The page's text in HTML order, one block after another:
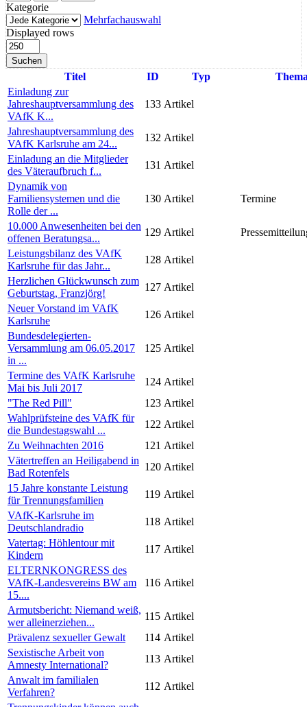
Kategorie
Mehrfachauswahl
Displayed rows
Suchen
Titel ID Typ
Einladung zur
Jahreshauptversammlung des
VAfK K...
133 Artikel
Jahreshauptversammlung des
VAfK Karlsruhe am 24...
132 Artikel
Einladung an die Mitglieder
des Väteraufbruch f...
131 Artikel
Dynamik von
Familiensystemen und die
Rolle der ...
130 Artikel Termine
10.000 Anwesenheiten bei den
offenen Beratungsa...
129 Artikel
Leistungsbilanz des VAfK
Karlsruhe für das Jahr...
128 Artikel
Herzlichen Glückwunsch zum
Geburtstag, Franzjörg!
127 Artikel
Neuer Vorstand im VAfK
Karlsruhe
126 Artikel
Bundesdelegierten-
Versammlung am 06.05.2017
in ...
125 Artikel
Termine des VAfK Karlsruhe
Mai bis Juli 2017
124 Artikel
"The Red Pill"
123 Artikel
Wahlprüfsteine des VAfK für
die Bundestagswahl ...
122 Artikel
Zu Weihnachten 2016
121 Artikel
Vätertreffen an Heiligabend in
Bad Rotenfels
120 Artikel
15 Jahre konstante Leistung
für Trennungsfamilien
119 Artikel
VAfK-Karlsruhe im
Deutschlandradio
118 Artikel
Vatertag: Höhlentour mit
Kindern
117 Artikel
ELTERNKONGRESS des
VAfK-Landesvereins BW am
15....
116 Artikel
Armutsbericht: Niemand weiß,
wer alleinerziehen...
115 Artikel
Prävalenz sexueller Gewalt
114 Artikel
Sexistische Arbeit von
Amnesty International?
113 Artikel
Anwalt im familialen
Verfahren?
112 Artikel